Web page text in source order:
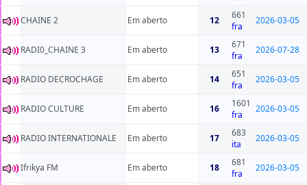
CHAINE 2 Em aberto 12
661
fra
2026-03-05
RADI0_CHAINE 3 Em aberto 13
671
fra
2026-07-28
RADIO DECROCHAGE Em aberto 14
651
fra
2026-03-05
RADIO CULTURE Em aberto 16
1601
fra
2026-03-05
RADIO INTERNATIONALE Em aberto 17
683
ita
2026-03-05
Ifrikya FM Em aberto 18
681
fra
2026-03-05